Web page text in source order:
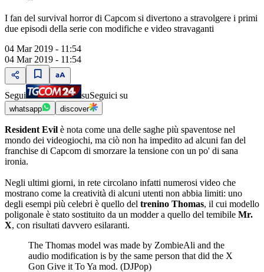
I fan del survival horror di Capcom si divertono a stravolgere i primi
due episodi della serie con modifiche e video stravaganti
04 Mar 2019 - 11:54
04 Mar 2019 - 11:54
Segui suSeguici su
whatsapp discover
Resident Evil è nota come una delle saghe più spaventose nel
mondo dei videogiochi, ma ciò non ha impedito ad alcuni fan del
franchise di Capcom di smorzare la tensione con un po' di sana
ironia.
Negli ultimi giorni, in rete circolano infatti numerosi video che
mostrano come la creatività di alcuni utenti non abbia limiti: uno
degli esempi più celebri è quello del trenino Thomas, il cui modello
poligonale è stato sostituito da un modder a quello del temibile Mr.
X, con risultati davvero esilaranti.
The Thomas model was made by ZombieAli and the
audio modification is by the same person that did the X
Gon Give it To Ya mod. (DJPop)